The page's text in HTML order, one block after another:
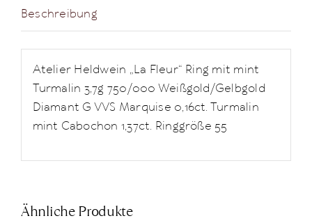
Beschreibung
Atelier Heldwein „La Fleur“ Ring mit mint
Turmalin 3,7g 750/000 Weißgold/Gelbgold
Diamant G VVS Marquise 0,16ct. Turmalin
mint Cabochon 1,37ct. Ringgröße 55
Ähnliche Produkte